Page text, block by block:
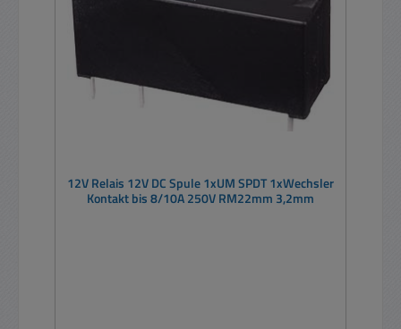
12V Relais 12V DC Spule 1xUM SPDT 1xWechsler
Kontakt bis 8/10A 250V RM22mm 3,2mm